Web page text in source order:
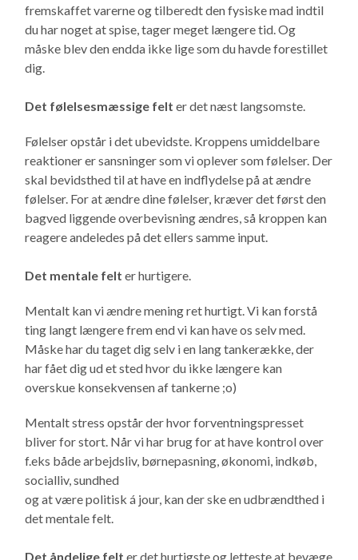
fremskaffet varerne og tilberedt den fysiske mad indtil
du har noget at spise, tager meget længere tid. Og
måske blev den endda ikke lige som du havde forestillet
dig.
Det følelsesmæssige felt er det næst langsomste.
Følelser opstår i det ubevidste. Kroppens umiddelbare
reaktioner er sansninger som vi oplever som følelser. Der
skal bevidsthed til at have en indflydelse på at ændre
følelser. For at ændre dine følelser, kræver det først den
bagved liggende overbevisning ændres, så kroppen kan
reagere andeledes på det ellers samme input.
Det mentale felt er hurtigere.
Mentalt kan vi ændre mening ret hurtigt. Vi kan forstå
ting langt længere frem end vi kan have os selv med.
Måske har du taget dig selv i en lang tankerække, der
har fået dig ud et sted hvor du ikke længere kan
overskue konsekvensen af tankerne ;o)
Mentalt stress opstår der hvor forventningspresset
bliver for stort. Når vi har brug for at have kontrol over
f.eks både arbejdsliv, børnepasning, økonomi, indkøb,
socialliv, sundhed
og at være politisk á jour, kan der ske en udbrændthed i
det mentale felt.
Det åndelige felt er det hurtigste og letteste at bevæge